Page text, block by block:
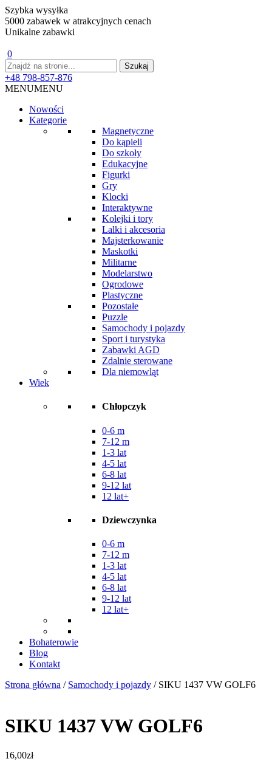
Szybka wysyłka
5000 zabawek w atrakcyjnych cenach
Unikalne zabawki
0
+48 798-857-876
MENUMENU
Nowości
Kategorie
Magnetyczne
Do kąpieli
Do szkoły
Edukacyjne
Figurki
Gry
Klocki
Interaktywne
Kolejki i tory
Lalki i akcesoria
Majsterkowanie
Maskotki
Militarne
Modelarstwo
Ogrodowe
Plastyczne
Pozostałe
Puzzle
Samochody i pojazdy
Sport i turystyka
Zabawki AGD
Zdalnie sterowane
Dla niemowląt
Wiek
Chłopczyk
0-6 m
7-12 m
1-3 lat
4-5 lat
6-8 lat
9-12 lat
12 lat+
Dziewczynka
0-6 m
7-12 m
1-3 lat
4-5 lat
6-8 lat
9-12 lat
12 lat+
Bohaterowie
Blog
Kontakt
Strona główna / Samochody i pojazdy / SIKU 1437 VW GOLF6
SIKU 1437 VW GOLF6
16,00zł